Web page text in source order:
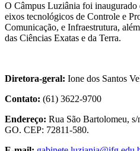
O Câmpus Luziânia foi inaugurado
eixos tecnológicos de Controle e
Comunicação, e Infraestrutura,
das Ciências Exatas e da Terra.
Diretora-geral: Ione dos Santos
Contato: (61) 3622-9700
Endereço: Rua São Bartolomeu,
GO. CEP: 72811-580.